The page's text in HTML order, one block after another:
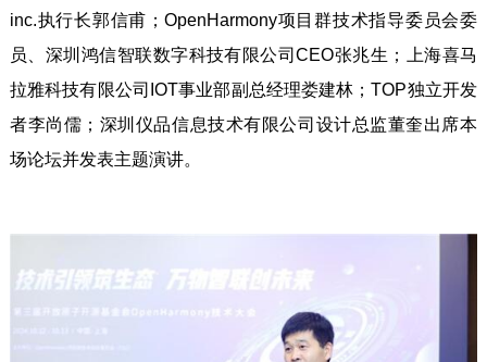
inc.执行长郭信甫；OpenHarmony项目群技术指导委员会委
员、深圳鸿信智联数字科技有限公司CEO张兆生；上海喜马
拉雅科技有限公司IOT事业部副总经理娄建林；TOP独立开发
者李尚儒；深圳仪品信息技术有限公司设计总监董奎出席本
场论坛并发表主题演讲。